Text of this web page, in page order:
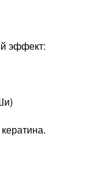
эффект: